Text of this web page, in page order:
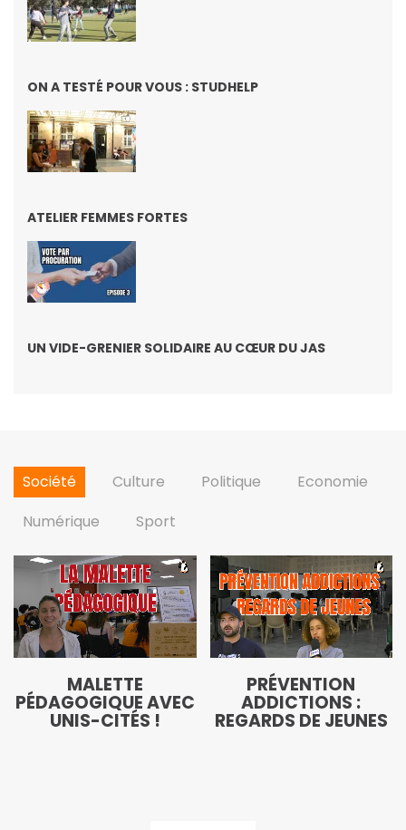
ON A TESTÉ POUR VOUS : STUDHELP
ATELIER FEMMES FORTES
UN VIDE-GRENIER SOLIDAIRE AU CŒUR DU JAS
Société Culture Politique
Economie
Numérique
Sport
MALETTE
PÉDAGOGIQUE AVEC
UNIS-CITÉS !
PRÉVENTION
ADDICTIONS :
REGARDS DE JEUNES